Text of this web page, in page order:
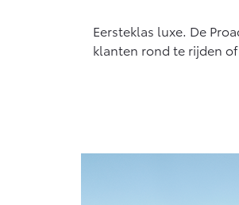
Proace
BTW)
Vanaf
Eersteklas luxe. De
klanten rond te rijden